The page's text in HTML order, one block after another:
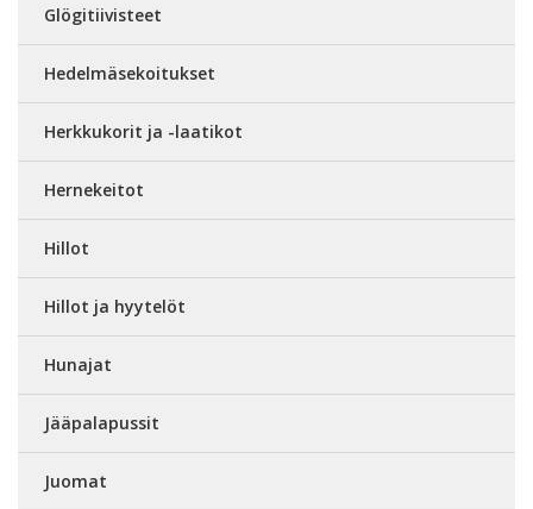
Glögitiivisteet
Hedelmäsekoitukset
Herkkukorit ja -laatikot
Hernekeitot
Hillot
Hillot ja hyytelöt
Hunajat
Jääpalapussit
Juomat